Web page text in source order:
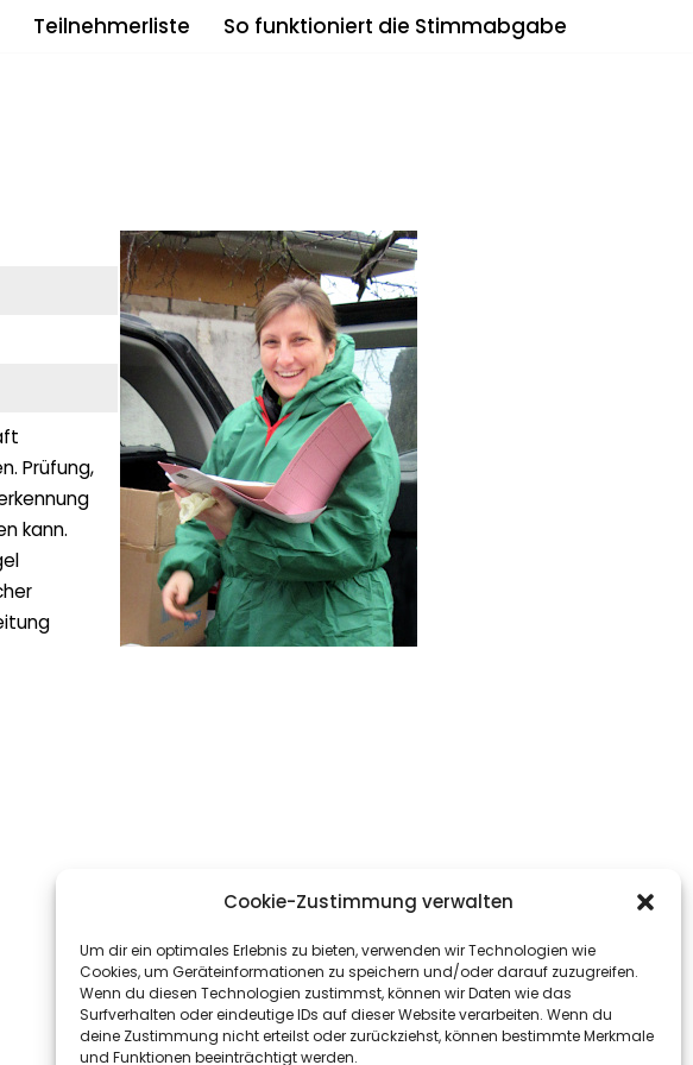
Cookie-Zustimmung verwalten
Um dir ein optimales Erlebnis zu bieten, verwenden wir Technologien wie
Cookies, um Geräteinformationen zu speichern und/oder darauf zuzugreifen.
Wenn du diesen Technologien zustimmst, können wir Daten wie das
Surfverhalten oder eindeutige IDs auf dieser Website verarbeiten. Wenn du
deine Zustimmung nicht erteilst oder zurückziehst, können bestimmte Merkmale
und Funktionen beeinträchtigt werden.
Teilnehmerliste So funktioniert die Stimmabgabe
Prüfung,
kann.